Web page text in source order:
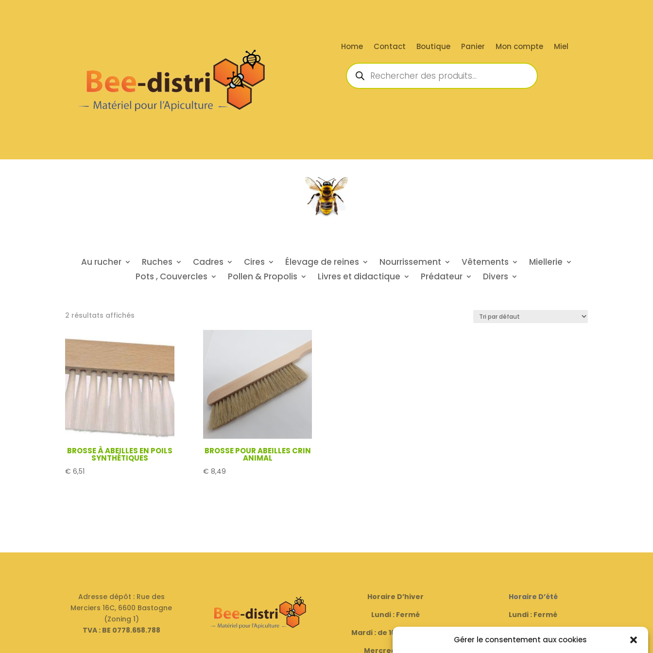
Gérer le consentement aux cookies
Home Contact Boutique Panier Mon compte Miel
Recherche
de
produits
Au rucher Ruches Cadres Cires Élevage de reines Nourrissement Vêtements
Miellerie
Pots , Couvercles
Pollen & Propolis Livres et didactique Prédateur Divers
2 résultats affichés
BROSSE À ABEILLES EN POILS
SYNTHÉTIQUES
€ 6,51
BROSSE POUR ABEILLES CRIN
ANIMAL
€ 8,49
Adresse dépôt : Rue des
Merciers 16C, 6600 Bastogne
(Zoning 1)
TVA : BE 0778.658.788
Horaire D’hiver
Lundi : Fermé
Mardi : de 16h00 à 18h00
Mercredi : Fermé
Horaire D’été
Lundi : Fermé